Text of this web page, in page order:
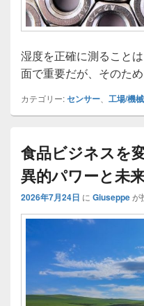
湿度を正確に測ること
面で重要だが、そのた
カテゴリー:センサー、 工場/機械
食品ビジネスを
異的パワーと未
2026年7月24日 に Giuseppeが